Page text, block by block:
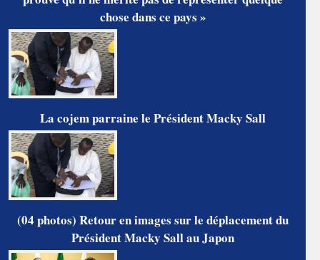
chose dans ce pays »
La cojem parraine le Président Macky Sall
(04 photos) Retour en images sur le déplacement du
Président Macky Sall au Japon